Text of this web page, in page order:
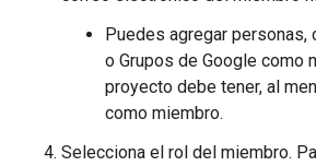
Puedes agregar
o Grupos de Google como
proyecto debe tener, al
como miembro.
Selecciona el rol del miembro.